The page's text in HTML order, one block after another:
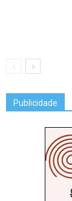
Publicidade